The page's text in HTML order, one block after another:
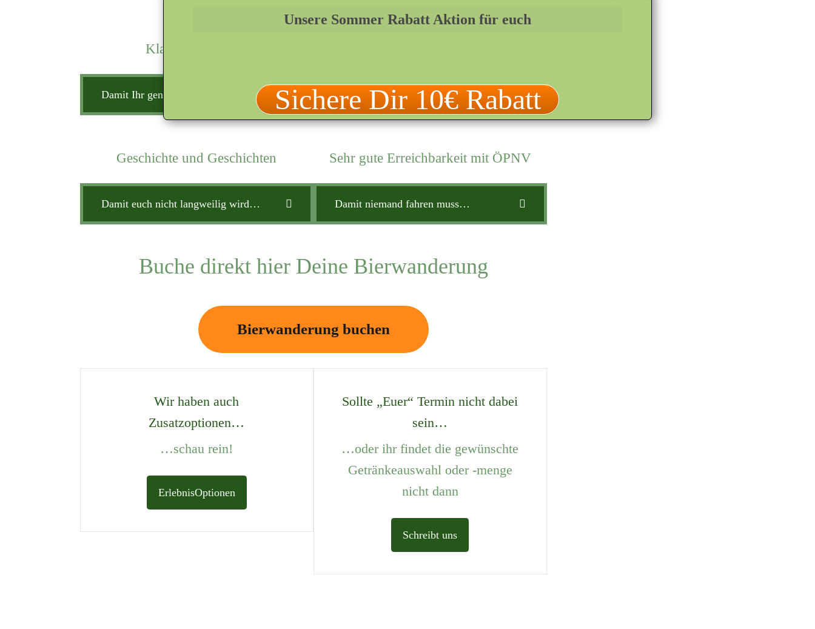
Klasse statt Masse
Damit Ihr genießen könnt… Damit für jede/n was dabei ist…
Geschichte und Geschichten
Damit euch nicht langweilig wird…
Sehr gute Erreichbarkeit mit ÖPNV
Damit niemand fahren muss…
Buche direkt hier Deine Bierwanderung
Bierwanderung buchen
Wir haben auch
Zusatzoptionen…
…schau rein!
ErlebnisOptionen
Sollte „Euer“ Termin nicht dabei
sein…
…oder ihr findet die gewünschte
Getränkeauswahl oder -menge
nicht dann
Schreibt uns
Unsere Sommer Rabatt Aktion für euch
Sichere Dir 10€ Rabatt